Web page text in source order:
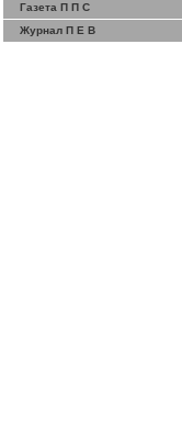
Газета П П С
Журнал П Е В